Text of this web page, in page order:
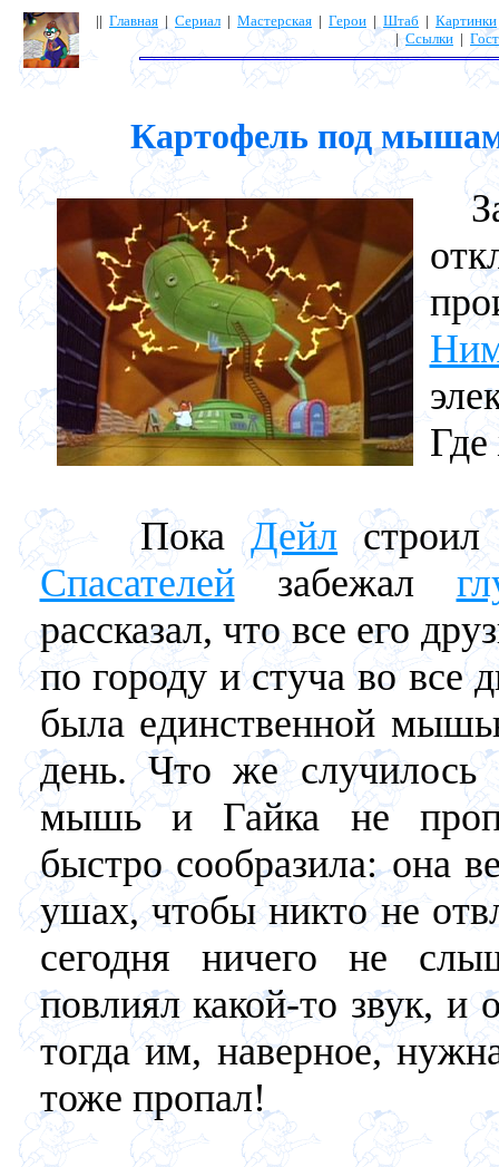
|| Главная | Сериал | Мастерская | Герои | Штаб | Картинки
|Ссылки |
Картофель под
Где
ПокаДейл
Спасателейзабежал
рассказал, что все его
по городу и стуча во все
была единственной
день. Что же
мышь и Гайка не
быстро сообразила: она
ушах, чтобы никто не
сегодня ничего не
повлиял какой-то звук,
тогда им, наверное,
тоже пропал!